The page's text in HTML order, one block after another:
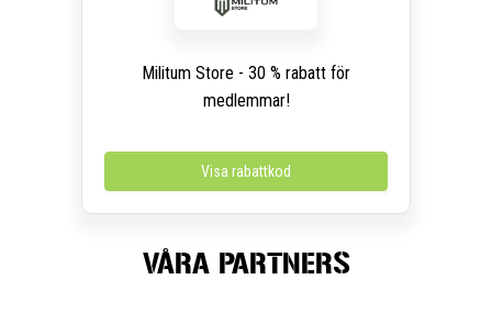
Militum Store - 30 % rabatt för
medlemmar!
Visa rabattkod
VÅRA PARTNERS